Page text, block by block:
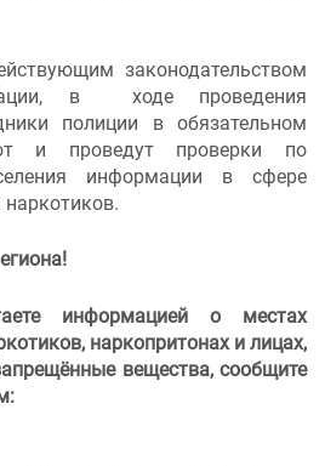
законодательством
в ходе проведения
полиции в обязательном
и проведут проверки по
информации в сфере
наркотиков.
информацией о местах
наркопритонах и лицах,
вещества, сообщите